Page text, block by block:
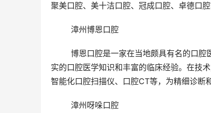
聚美口腔、美十洁口腔、冠成口腔、卓德口
	漳州博恩口腔
实的口腔医学知识和丰富的临床经验。在技
智能化口腔扫描仪、口腔CT等，为精细诊断
	漳州呀哚口腔